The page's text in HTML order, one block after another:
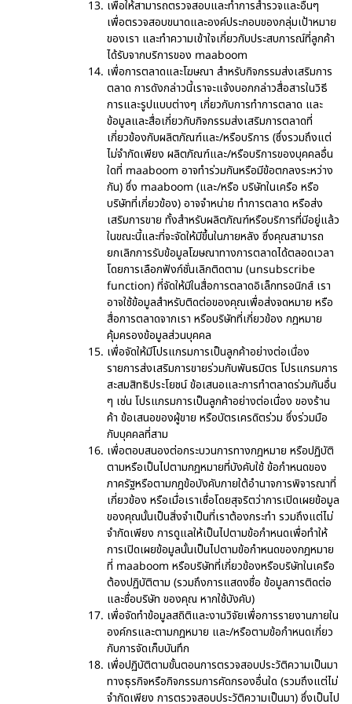
เพื่อให้สามารถตรวจสอบและทำการสำรวจและอื่นๆ
เพื่อตรวจสอบขนาดและองค์ประกอบของกลุ่มเป้าหมาย
ของเรา และทำความเข้าใจเกี่ยวกับประสบการณ์ที่ลูกค้า
ได้รับจากบริการของ maaboom
เพื่อการตลาดและโฆษณา สำหรับกิจกรรมส่งเสริมการ
ตลาด การดังกล่าวนี้เราจะแจ้งบอกกล่าวสื่อสารในวิธี
การและรูปแบบต่างๆ เกี่ยวกับการทำการตลาด และ
ข้อมูลและสื่อเกี่ยวกับกิจกรรมส่งเสริมการตลาดที่
เกี่ยวข้องกับผลิตภัณฑ์และ/หรือบริการ (ซึ่งรวมถึงแต่
ไม่จำกัดเพียง ผลิตภัณฑ์และ/หรือบริการของบุคคลอื่น
ใดที่ maaboom อาจทำร่วมกันหรือมีข้อตกลงระหว่าง
กัน) ซึ่ง maaboom (และ/หรือ บริษัทในเครือ หรือ
บริษัทที่เกี่ยวข้อง) อาจจำหน่าย ทำการตลาด หรือส่ง
เสริมการขาย ทั้งสำหรับผลิตภัณฑ์หรือบริการที่มีอยู่แล้ว
ในขณะนี้และที่จะจัดให้มีขึ้นในภายหลัง ซึ่งคุณสามารถ
ยกเลิกการรับข้อมูลโฆษณาทางการตลาดได้ตลอดเวลา
โดยการเลือกฟังก์ชั่นเลิกติดตาม (unsubscribe
function) ที่จัดให้มีในสื่อการตลาดอิเล็กทรอนิกส์ เรา
อาจใช้ข้อมูลสำหรับติดต่อของคุณเพื่อส่งจดหมาย หรือ
สื่อการตลาดจากเรา หรือบริษัทที่เกี่ยวข้อง กฎหมาย
คุ้มครองข้อมูลส่วนบุคคล
เพื่อจัดให้มีโปรแกรมการเป็นลูกค้าอย่างต่อเนื่อง
รายการส่งเสริมการขายร่วมกับพันธมิตร โปรแกรมการ
สะสมสิทธิประโยชน์ ข้อเสนอและการทำตลาดร่วมกันอื่น
ๆ เช่น โปรแกรมการเป็นลูกค้าอย่างต่อเนื่อง ของร้าน
ค้า ข้อเสนอของผู้ขาย หรือบัตรเครดิตร่วม ซึ่งร่วมมือ
กับบุคคลที่สาม
เพื่อตอบสนองต่อกระบวนการทางกฎหมาย หรือปฏิบัติ
ตามหรือเป็นไปตามกฎหมายที่บังคับใช้ ข้อกำหนดของ
ภาครัฐหรือตามกฎข้อบังคับภายใต้อำนาจการพิจารณาที่
เกี่ยวข้อง หรือเมื่อเราเชื่อโดยสุจริตว่าการเปิดเผยข้อมูล
ของคุณนั้นเป็นสิ่งจำเป็นที่เราต้องกระทำ รวมถึงแต่ไม่
จำกัดเพียง การดูแลให้เป็นไปตามข้อกำหนดเพื่อทำให้
การเปิดเผยข้อมูลนั้นเป็นไปตามข้อกำหนดของกฎหมาย
ที่ maaboom หรือบริษัทที่เกี่ยวข้องหรือบริษัทในเครือ
ต้องปฏิบัติตาม (รวมถึงการแสดงชื่อ ข้อมูลการติดต่อ
และชื่อบริษัท ของคุณ หากใช้บังคับ)
เพื่อจัดทำข้อมูลสถิติและงานวิจัยเพื่อการรายงานภายใน
องค์กรและตามกฎหมาย และ/หรือตามข้อกำหนดเกี่ยว
กับการจัดเก็บบันทึก
เพื่อปฏิบัติตามขั้นตอนการตรวจสอบประวัติความเป็นมา
ทางธุรกิจหรือกิจกรรมการคัดกรองอื่นใด (รวมถึงแต่ไม่
จำกัดเพียง การตรวจสอบประวัติความเป็นมา) ซึ่งเป็นไป